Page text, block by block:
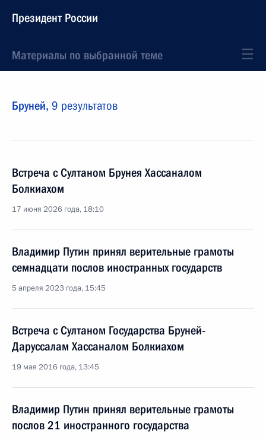
Президент России
Материалы по выбранной теме
Бруней, 9 результатов
Встреча с Султаном Брунея Хассаналом
Болкиахом
17 июня 2026 года, 18:10
Владимир Путин принял верительные грамоты
семнадцати послов иностранных государств
5 апреля 2023 года, 15:45
Встреча с Султаном Государства Бруней-
Даруссалам Хассаналом Болкиахом
19 мая 2016 года, 13:45
Владимир Путин принял верительные грамоты
послов 21 иностранного государства